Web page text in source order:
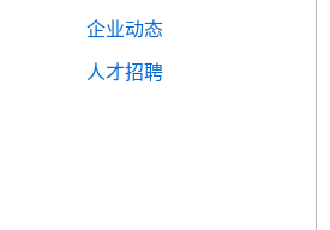
企业动态
人才招聘